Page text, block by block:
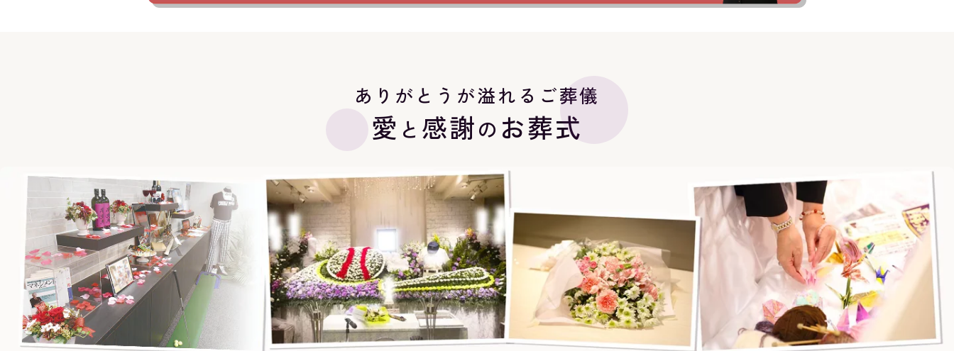
ありがとうが溢れるご葬儀
愛 と 感謝の お葬式